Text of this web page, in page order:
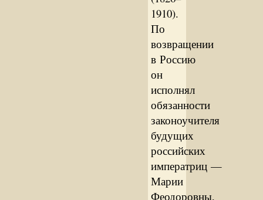
1910).
По
возвращении
в Россию
он
исполнял
обязанности
законоучителя
будущих
российских
императриц —
Марии
Феодоровны,